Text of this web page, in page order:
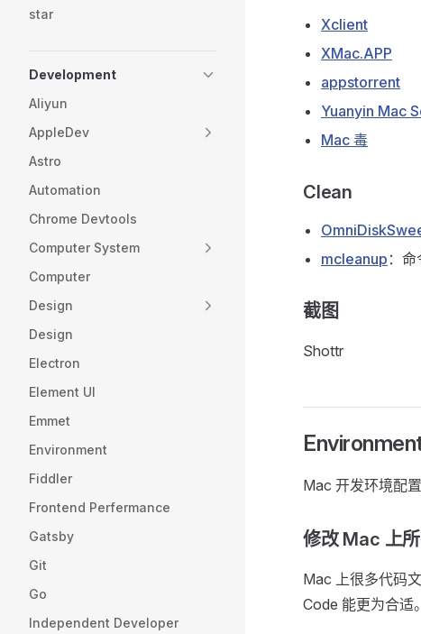
star
Development
Aliyun
AppleDev
Astro
Automation
Chrome Devtools
Computer System
Computer
Design
Design
Electron
Element UI
Emmet
Environment
Fiddler
Frontend Perfermance
Gatsby
Git
Go
Independent Developer
Xclient
XMac.APP
appstorrent
Yuanyin Mac
Mac 毒
Clean
mcleanup ：
截图
Shottr
Mac 开发环境配置
修改 Mac 上
Mac 上很多代码
Code 能更为合适